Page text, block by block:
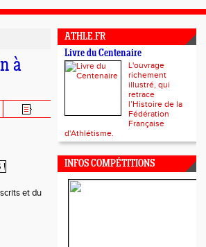
à
et du
ATHLE.FR
Livre du Centenaire
L'ouvrage
richement
illustré, qui
retrace
l’Histoire de la
Fédération
Française
d'Athlétisme.
INFOS COMPÉTITIONS